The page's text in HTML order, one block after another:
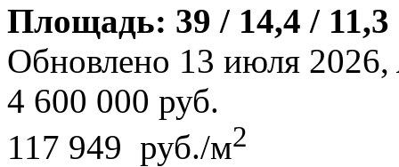
Площадь: 39 / 14,4 /
Обновлено 13 июля 2026,
4 600 000 руб.
117 949 руб./м2